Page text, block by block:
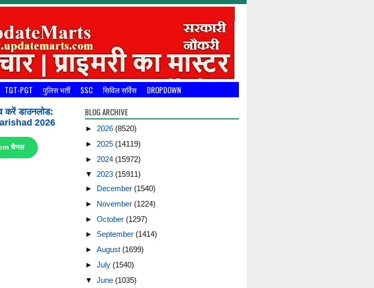
TGT-PGT पुलिस भर्ती SSC सिविल सर्विस DROPDOWN
करें डाउनलोड:
2026
चैनल
BLOG ARCHIVE
► 2026 (8520)
► 2025 (14119)
► 2024 (15972)
▼ 2023 (15911)
► December (1540)
► November (1224)
► October (1297)
► September (1414)
► August (1699)
► July (1540)
▼ June (1035)